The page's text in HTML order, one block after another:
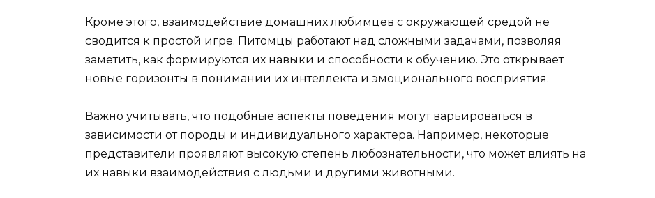
Кроме этого, взаимодействие домашних любимцев с окружающей средой не
сводится к простой игре. Питомцы работают над сложными задачами, позволяя
заметить, как формируются их навыки и способности к обучению. Это открывает
новые горизонты в понимании их интеллекта и эмоционального восприятия.
Важно учитывать, что подобные аспекты поведения могут варьироваться в
зависимости от породы и индивидуального характера. Например, некоторые
представители проявляют высокую степень любознательности, что может влиять на
их навыки взаимодействия с людьми и другими животными.